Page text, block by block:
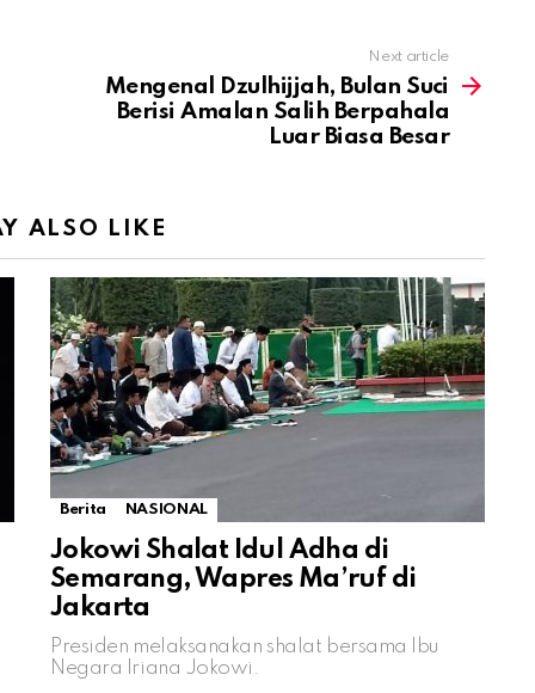
Next article
Mengenal Dzulhijjah, Bulan Suci
Berisi Amalan Salih Berpahala
Luar Biasa Besar
ALSO LIKE
Berita NASIONAL
Jokowi Shalat Idul Adha di
Semarang, Wapres Ma’ruf di
Jakarta
Presiden melaksanakan shalat bersama Ibu
Negara Iriana Jokowi.